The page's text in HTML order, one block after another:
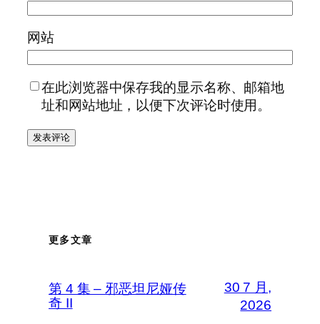
网站
在此浏览器中保存我的显示名称、邮箱地
址和网站地址，以便下次评论时使用。
更多文章
第 4 集 – 邪恶坦尼娅传
奇 II
30 7 月,
2026